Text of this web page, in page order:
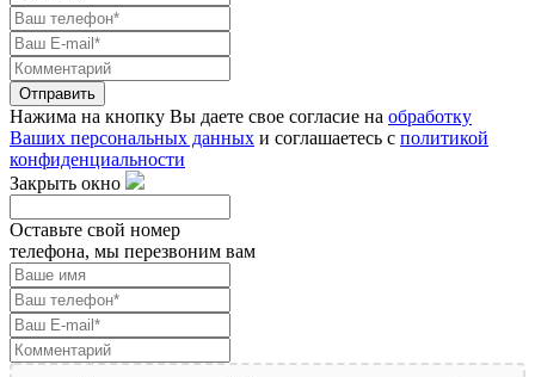
Отправить
Нажима на кнопку Вы даете свое согласие на обработку
Ваших персональных данных и соглашаетесь с политикой
конфиденциальности
Закрыть окно
Оставьте свой номер
телефона, мы перезвоним вам